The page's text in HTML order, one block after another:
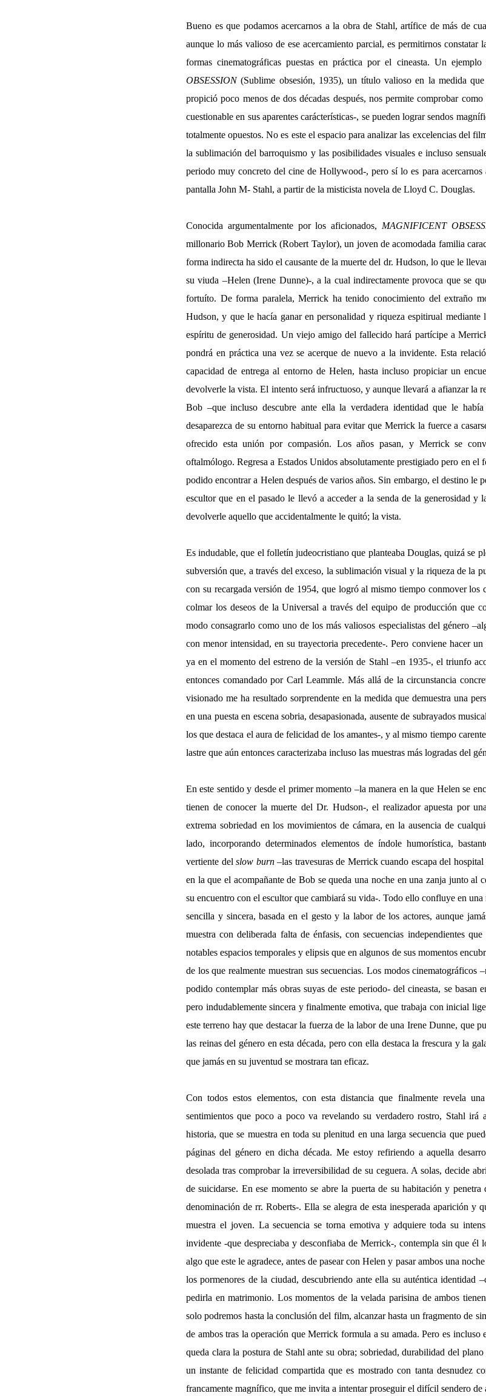
Bueno es que podamos acercarnos a la obra de Stahl, artífice de más de
aunque lo más valioso de ese acercamiento parcial, es permitirnos constatar
formas cinematográficas puestas en práctica por el cineasta. Un
OBSESSION(Sublime obsesión, 1935), un título valioso en la medida
propició poco menos de dos décadas después, nos permite comprobar
cuestionable en sus aparentes carácterísticas-, se pueden lograr sendos
totalmente opuestos. No es este el espacio para analizar las excelencias del
la sublimación del barroquismo y las posibilidades visuales e incluso
periodo muy concreto del cine de Hollywood-, pero sí lo es para
pantalla John M- Stahl, a partir de la misticista novela de Lloyd C. Douglas.
Conocida argumentalmente por los aficionados, MAGNIFICENT
millonario Bob Merrick (Robert Taylor), un joven de acomodada familia
forma indirecta ha sido el causante de la muerte del dr. Hudson, lo que le
su viuda –Helen (Irene Dunne)-, a la cual indirectamente provoca que se
fortuíto. De forma paralela, Merrick ha tenido conocimiento del extraño
Hudson, y que le hacía ganar en personalidad y riqueza espitirual mediante
espíritu de generosidad. Un viejo amigo del fallecido hará partícipe a
pondrá en práctica una vez se acerque de nuevo a la invidente. Esta
capacidad de entrega al entorno de Helen, hasta incluso propiciar un
devolverle la vista. El intento será infructuoso, y aunque llevará a afianzar la
Bob –que incluso descubre ante ella la verdadera identidad que le
desaparezca de su entorno habitual para evitar que Merrick la fuerce a
ofrecido esta unión por compasión. Los años pasan, y Merrick se
oftalmólogo. Regresa a Estados Unidos absolutamente prestigiado pero en el
podido encontrar a Helen después de varios años. Sin embargo, el destino le
escultor que en el pasado le llevó a acceder a la senda de la generosidad y
devolverle aquello que accidentalmente le quitó; la vista.
Es indudable, que el folletín judeocristiano que planteaba Douglas, quizá se
subversión que, a través del exceso, la sublimación visual y la riqueza de la
con su recargada versión de 1954, que logró al mismo tiempo conmover los
colmar los deseos de la Universal a través del equipo de producción que
modo consagrarlo como uno de los más valiosos especialistas del género
con menor intensidad, en su trayectoria precedente-. Pero conviene hacer
ya en el momento del estreno de la versión de Stahl –en 1935-, el triunfo
entonces comandado por Carl Leammle. Más allá de la circunstancia
visionado me ha resultado sorprendente en la medida que demuestra una
en una puesta en escena sobria, desapasionada, ausente de subrayados
los que destaca el aura de felicidad de los amantes-, y al mismo tiempo
lastre que aún entonces caracterizaba incluso las muestras más logradas del
En este sentido y desde el primer momento –la manera en la que Helen se
tienen de conocer la muerte del Dr. Hudson-, el realizador apuesta por
extrema sobriedad en los movimientos de cámara, en la ausencia de
lado, incorporando determinados elementos de índole humorística,
vertiente del slow burn–las travesuras de Merrick cuando escapa del
en la que el acompañante de Bob se queda una noche en una zanja junto al
su encuentro con el escultor que cambiará su vida-. Todo ello confluye en una
sencilla y sincera, basada en el gesto y la labor de los actores, aunque
muestra con deliberada falta de énfasis, con secuencias independientes
notables espacios temporales y elipsis que en algunos de sus momentos
de los que realmente muestran sus secuencias. Los modos cinematográficos
podido contemplar más obras suyas de este periodo- del cineasta, se basan
pero indudablemente sincera y finalmente emotiva, que trabaja con inicial
este terreno hay que destacar la fuerza de la labor de una Irene Dunne, que
las reinas del género en esta década, pero con ella destaca la frescura y la
que jamás en su juventud se mostrara tan eficaz.
Con todos estos elementos, con esta distancia que finalmente revela
sentimientos que poco a poco va revelando su verdadero rostro, Stahl irá
historia, que se muestra en toda su plenitud en una larga secuencia que
páginas del género en dicha década. Me estoy refiriendo a aquella
desolada tras comprobar la irreversibilidad de su ceguera. A solas, decide
de suicidarse. En ese momento se abre la puerta de su habitación y
denominación de rr. Roberts-. Ella se alegra de esta inesperada aparición y
muestra el joven. La secuencia se torna emotiva y adquiere toda su
invidente -que despreciaba y desconfiaba de Merrick-, contempla sin que él
algo que este le agradece, antes de pasear con Helen y pasar ambos una
los pormenores de la ciudad, descubriendo ante ella su auténtica identidad
pedirla en matrimonio. Los momentos de la velada parisina de ambos
solo podremos hasta la conclusión del film, alcanzar hasta un fragmento de
de ambos tras la operación que Merrick formula a su amada. Pero es incluso
queda clara la postura de Stahl ante su obra; sobriedad, durabilidad del
un instante de felicidad compartida que es mostrado con tanta desnudez
francamente magnífico, que me invita a intentar proseguir el difícil sendero de